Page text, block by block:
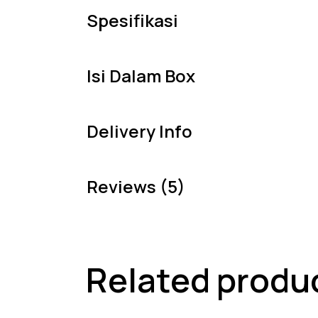
Spesifikasi
Isi Dalam Box
Delivery Info
Reviews (5)
Related